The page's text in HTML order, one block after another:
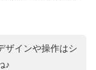
ザインや操作はシ
♪